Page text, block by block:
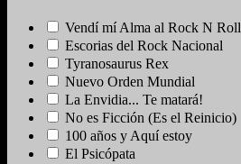
Vendí mí Alma al Rock N Roll
Escorias del Rock Nacional
Tyranosaurus Rex
Nuevo Orden Mundial
La Envidia... Te matará!
No es Ficción (Es el Reinicio)
100 años y Aquí estoy
El Psicópata